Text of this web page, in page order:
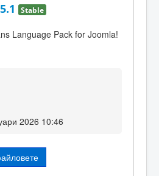
Stable
Language Pack for Joomla!
2026 10:46